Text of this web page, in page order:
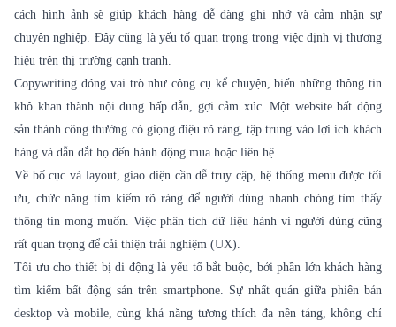
cách hình ảnh sẽ giúp khách hàng dễ dàng ghi nhớ và cảm nhận sự
chuyên nghiệp. Đây cũng là yếu tố quan trọng trong việc định vị thương
hiệu trên thị trường cạnh tranh.
Copywriting đóng vai trò như công cụ kể chuyện, biến những thông tin
khô khan thành nội dung hấp dẫn, gợi cảm xúc. Một website bất động
sản thành công thường có giọng điệu rõ ràng, tập trung vào lợi ích khách
hàng và dẫn dắt họ đến hành động mua hoặc liên hệ.
Về bố cục và layout, giao diện cần dễ truy cập, hệ thống menu được tối
ưu, chức năng tìm kiếm rõ ràng để người dùng nhanh chóng tìm thấy
thông tin mong muốn. Việc phân tích dữ liệu hành vi người dùng cũng
rất quan trọng để cải thiện trải nghiệm (UX).
Tối ưu cho thiết bị di động là yếu tố bắt buộc, bởi phần lớn khách hàng
tìm kiếm bất động sản trên smartphone. Sự nhất quán giữa phiên bản
desktop và mobile, cùng khả năng tương thích đa nền tảng, không chỉ